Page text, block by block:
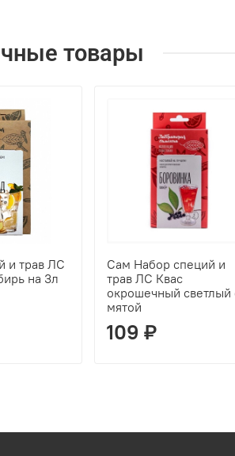
товары
и трав ЛС
на 3л
Сам Набор специй и
трав ЛС Квас
окрошечный светлый
мятой
109 ₽